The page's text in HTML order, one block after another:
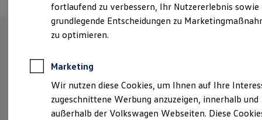
Kfz-Versicherung für Nutzfahrzeuge
Restschuldversicherung
Wartungsverträge
Besitzer & Service
Sommer-Special
Reparatur, Pflege & Inspektion
Servicetermin anfragen
Service-Vorteile bei Volkswagen Nutzfahrzeuge
Economy Service
Herzlich willkommen im
Autohaus Prüller!
fortlaufend zu verbessern, Ihr Nutzererlebnis sowie
grundlegende Entscheidungen zu
zu optimieren.
Marketing
Wir nutzen diese Cookies, um Ihnen auf Ihre
zugeschnittene Werbung anzuzeigen, innerhalb und
außerhalb der Volkswagen Webseiten. Diese